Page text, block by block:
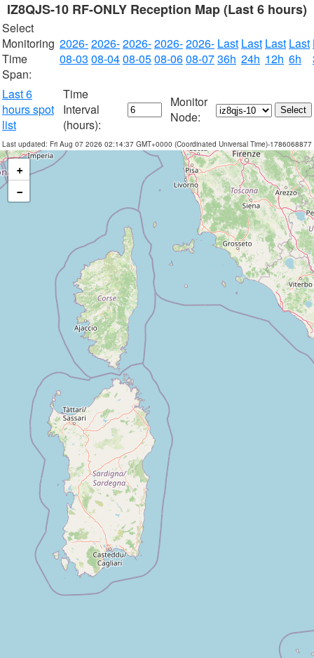
IZ8QJS-10 RF-ONLY Reception Map (Last 6 hours)
Select
Monitoring
Time
Span:
2026-
08-03
2026-
08-04
2026-
08-05
2026-
08-06
2026-
08-07
Last
36h
Last
24h
Last
12h
Last
6h
Last 6
hours spot
list
Time
Interval
(hours):
Monitor
Node:
Last updated: Fri Aug 07 2026 02:14:37 GMT+0000 (Coordinated Universal Time)-1786068877
+
−